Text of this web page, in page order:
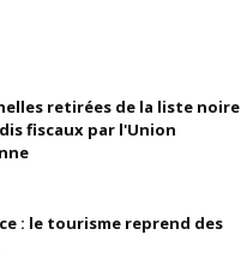
retirées de la liste noire
fiscaux par l'Union
: le tourisme reprend des